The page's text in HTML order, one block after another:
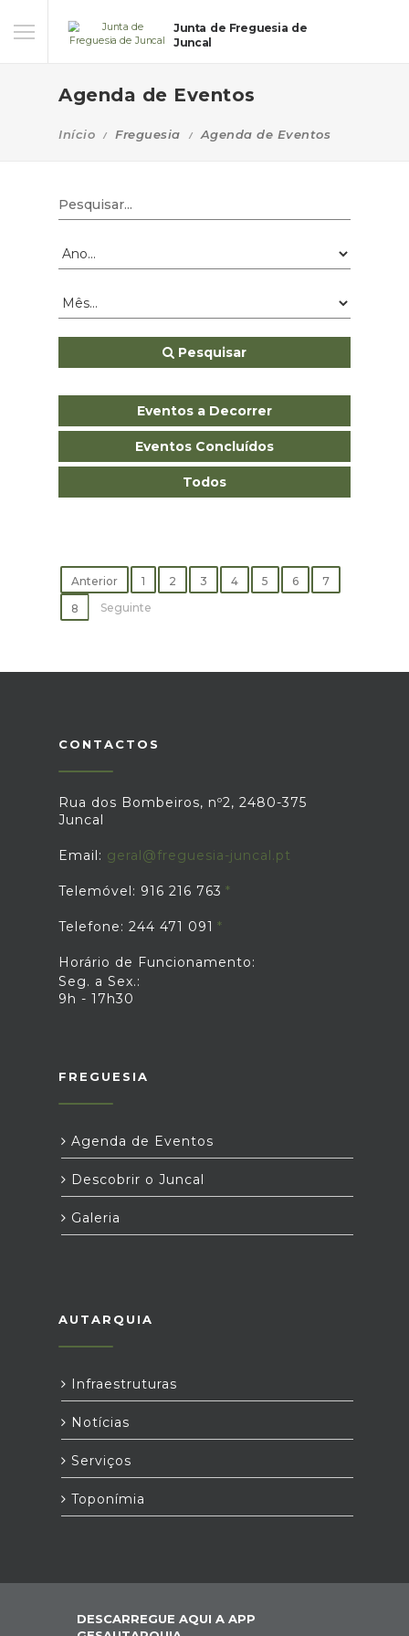
Junta de Freguesia de
Juncal
Agenda de Eventos
Início Freguesia Agenda de Eventos
Pesquisar
Eventos a Decorrer
Eventos Concluídos
Todos
Anterior 1 2 3 4 5 6
7
8
Seguinte
CONTACTOS
Rua dos Bombeiros, nº2, 2480-375
Juncal
Email: geral@freguesia-juncal.pt
Telemóvel: 916 216 763
Telefone: 244 471 091
Horário de Funcionamento:
Seg. a Sex.:
9h - 17h30
FREGUESIA
Agenda de Eventos
Descobrir o Juncal
Galeria
AUTARQUIA
Infraestruturas
Notícias
Serviços
Toponímia
DESCARREGUE AQUI A APP